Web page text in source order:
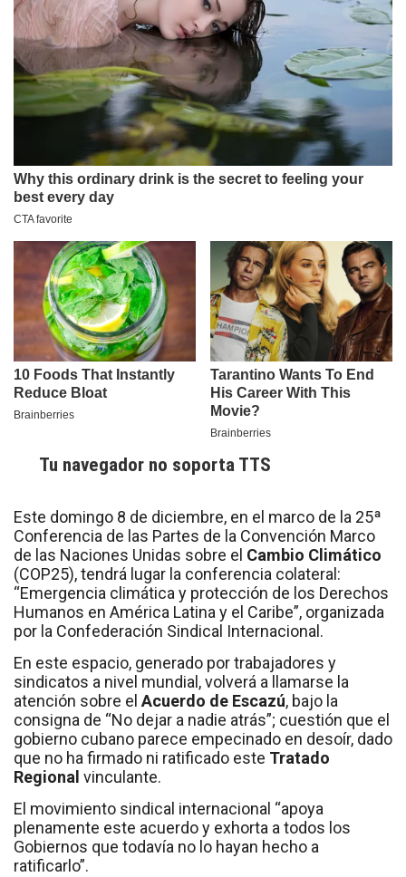
Tu navegador no soporta TTS
Este domingo 8 de diciembre, en el marco de la 25ª
Conferencia de las Partes de la Convención Marco
de las Naciones Unidas sobre el Cambio Climático
(COP25), tendrá lugar la conferencia colateral:
“Emergencia climática y protección de los Derechos
Humanos en América Latina y el Caribe”, organizada
por la Confederación Sindical Internacional.
En este espacio, generado por trabajadores y
sindicatos a nivel mundial, volverá a llamarse la
atención sobre el Acuerdo de Escazú, bajo la
consigna de “No dejar a nadie atrás”; cuestión que el
gobierno cubano parece empecinado en desoír, dado
que no ha firmado ni ratificado este Tratado
Regional vinculante.
El movimiento sindical internacional “apoya
plenamente este acuerdo y exhorta a todos los
Gobiernos que todavía no lo hayan hecho a
ratificarlo”.